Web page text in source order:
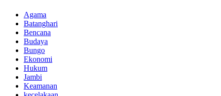
Agama
Batanghari
Bencana
Budaya
Bungo
Ekonomi
Hukum
Jambi
Keamanan